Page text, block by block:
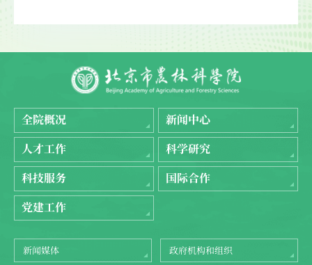
全院概况
新闻中心
人才工作
科学研究
科技服务
国际合作
党建工作
新闻媒体 政府机构和组织